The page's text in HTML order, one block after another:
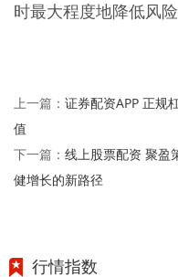
时最大程度地降低风险
上一篇： 证券配资APP 正规
值
下一篇： 线上股票配资 聚盈
健增长的新路径
行情指数